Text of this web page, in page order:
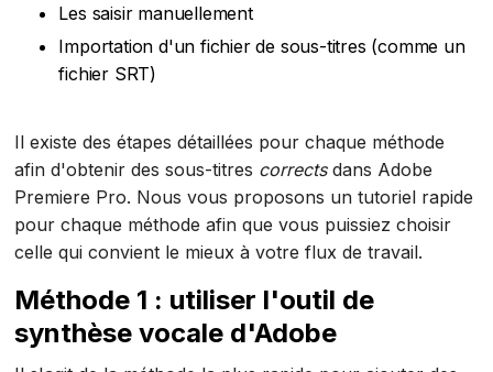
Les saisir manuellement
Importation d'un fichier de sous-titres (comme un
fichier SRT)
Il existe des étapes détaillées pour chaque méthode
afin d'obtenir des sous-titres correctsdans Adobe
Premiere Pro. Nous vous proposons un tutoriel rapide
pour chaque méthode afin que vous puissiez choisir
celle qui convient le mieux à votre flux de travail.
Méthode 1 : utiliser l'outil de
synthèse vocale d'Adobe